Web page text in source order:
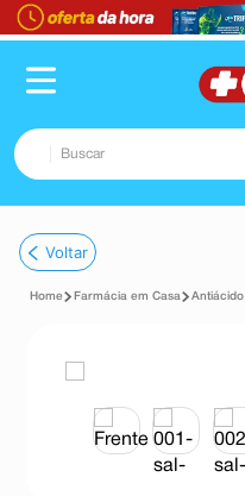
Buscar
1º fralda
dipirona
minoxidil
Voltar
Farmácia em Casa Antiácido